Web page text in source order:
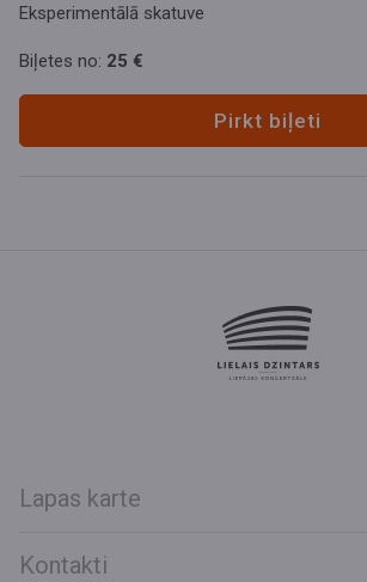
Eksperimentālā skatuve
Biļetes no: 25 €
Pirkt biļeti
Lapas karte
Kontakti